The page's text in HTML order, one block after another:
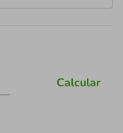
Calcular